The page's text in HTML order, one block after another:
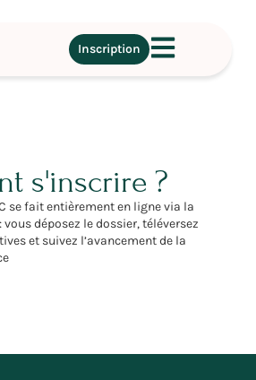
Inscription
s'inscrire ?
se fait entièrement en ligne via la
déposez le dossier, téléversez
et suivez l’avancement de la